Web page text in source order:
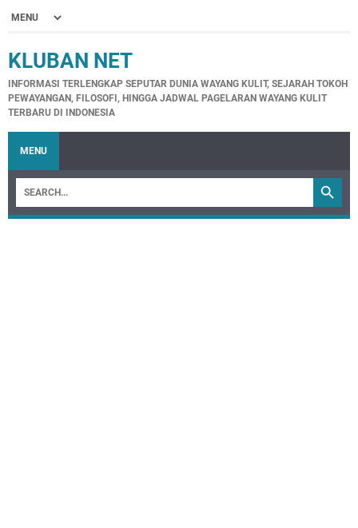
KLUBAN NET
INFORMASI TERLENGKAP SEPUTAR DUNIA WAYANG KULIT, SEJARAH TOKOH
PEWAYANGAN, FILOSOFI, HINGGA JADWAL PAGELARAN WAYANG KULIT
TERBARU DI INDONESIA
MENU